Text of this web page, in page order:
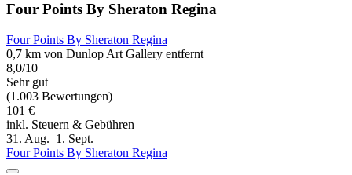
Four Points By Sheraton Regina
Four Points By Sheraton Regina
0,7 km von Dunlop Art Gallery entfernt
8,0/10
Sehr gut
(1.003 Bewertungen)
101 €
inkl. Steuern & Gebühren
31. Aug.–1. Sept.
Four Points By Sheraton Regina